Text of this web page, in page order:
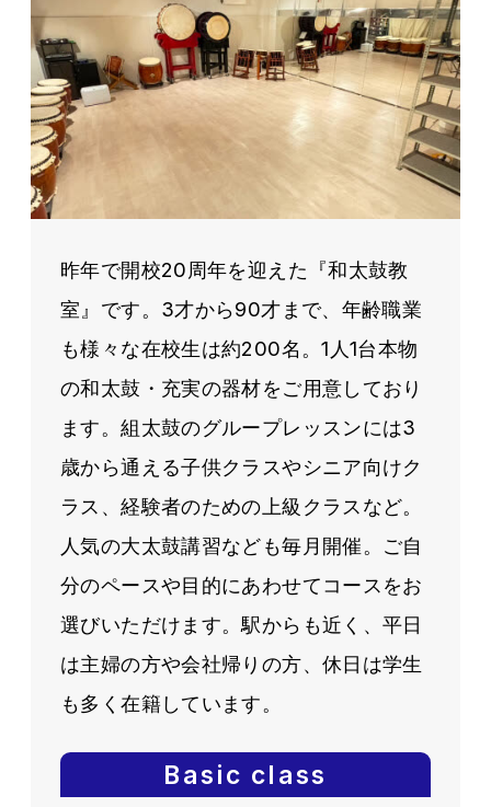
昨年で開校20周年を迎えた『和太鼓教
室』です。3才から90才まで、年齢職業
も様々な在校生は約200名。1人1台本物
の和太鼓・充実の器材をご用意しており
ます。組太鼓のグループレッスンには3
歳から通える子供クラスやシニア向けク
ラス、経験者のための上級クラスなど。
人気の大太鼓講習なども毎月開催。ご自
分のペースや目的にあわせてコースをお
選びいただけます。駅からも近く、平日
は主婦の方や会社帰りの方、休日は学生
も多く在籍しています。
Basic class